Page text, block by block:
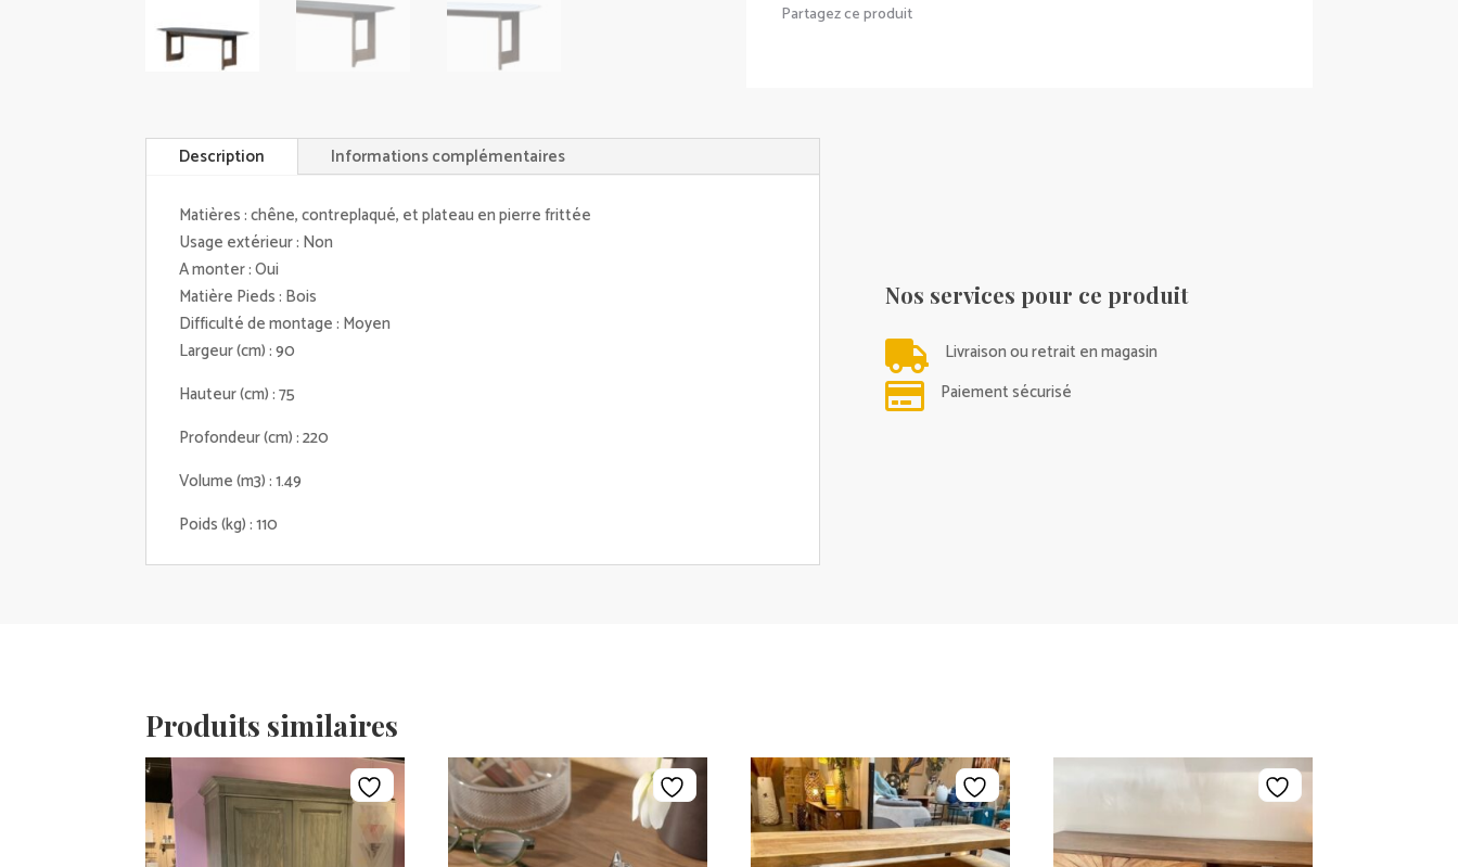
-
PLATEAU
Partagez ce produit
Description Informations complémentaires
Matières : chêne, contreplaqué, et plateau en pierre frittée
Usage extérieur : Non
A monter : Oui
Matière Pieds : Bois
Difficulté de montage : Moyen
Largeur (cm) : 90
Hauteur (cm) : 75
Profondeur (cm) : 220
Volume (m3) : 1.49
Poids (kg) : 110
Nos services pour ce produit
 Livraison ou retrait en magasin
 Paiement sécurisé
Produits similaires